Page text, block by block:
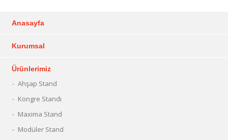
Anasayfa
Kurumsal
Ürünlerimiz
Ahşap Stand
Kongre Standı
Maxima Stand
Modüler Stand